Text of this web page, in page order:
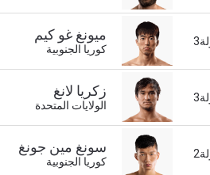
ميونغ غو كيم
كوريا الجنوبية
زكريا لانغ
الولايات المتحدة
سونغ مين جونغ
كوريا الجنوبية اللقطات
للوصول إلى آخر الأخبار، وفتح
لعروضنا الحية.